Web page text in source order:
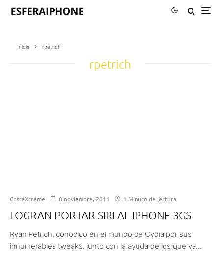
Inicio rpetrich
rpetrich
CostaXtreme 8 noviembre, 2011 1 Minuto de lectura
LOGRAN PORTAR SIRI AL IPHONE 3GS
Ryan Petrich, conocido en el mundo de Cydia por sus
innumerables tweaks, junto con la ayuda de los que ya...